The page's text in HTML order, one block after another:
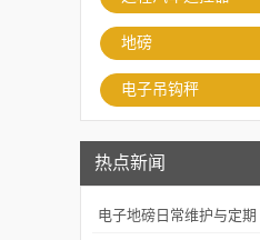
地磅
电子吊钩秤
热点新闻
电子地磅日常维护与定期